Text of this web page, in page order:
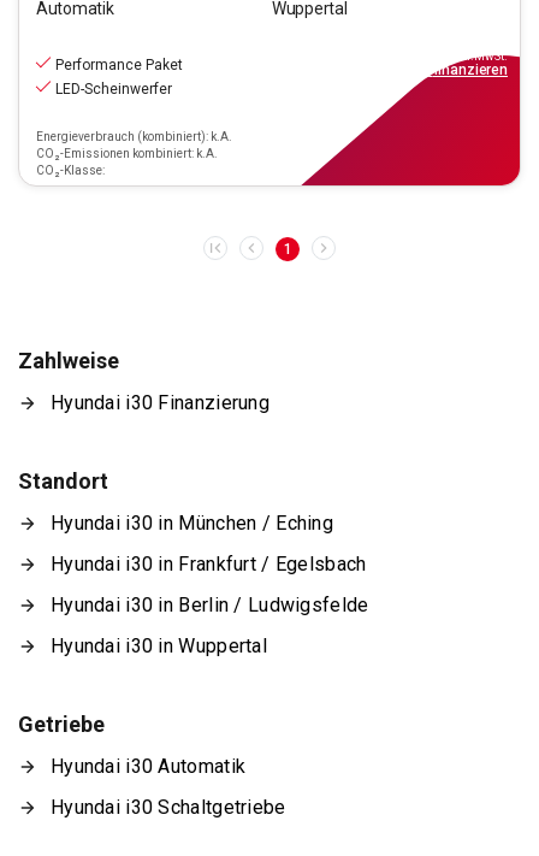
Automatik
Wuppertal
Performance Paket
LED-Scheinwerfer
Energieverbrauch (kombiniert): k.A.
CO₂-Emissionen kombiniert: k.A.
CO₂-Klasse:
inkl.MwSt.
finanzieren
1
Zahlweise
Hyundai i30 Finanzierung
Standort
Hyundai i30 in München / Eching
Hyundai i30 in Frankfurt / Egelsbach
Hyundai i30 in Berlin / Ludwigsfelde
Hyundai i30 in Wuppertal
Getriebe
Hyundai i30 Automatik
Hyundai i30 Schaltgetriebe